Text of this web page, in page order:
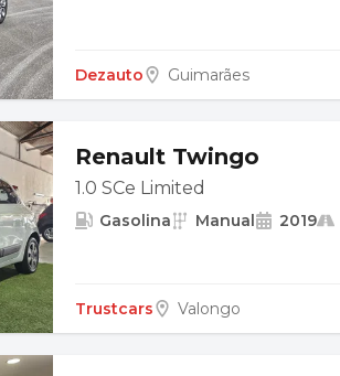
Dezauto Guimarães
Renault Twingo
1.0 SCe Limited
Gasolina Manual 2019
Trustcars Valongo